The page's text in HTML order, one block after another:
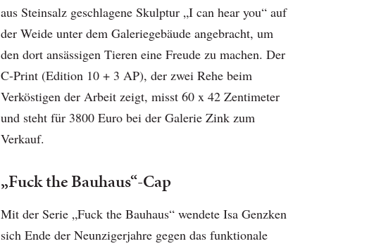
aus Steinsalz geschlagene Skulptur „I can hear you“ auf
der Weide unter dem Galeriegebäude angebracht, um
den dort ansässigen Tieren eine Freude zu machen. Der
C-Print (Edition 10 + 3 AP), der zwei Rehe beim
Verköstigen der Arbeit zeigt, misst 60 x 42 Zentimeter
und steht für 3800 Euro bei der Galerie Zink zum
Verkauf.
„Fuck the Bauhaus“-Cap
Mit der Serie „Fuck the Bauhaus“ wendete Isa Genzken
sich Ende der Neunzigerjahre gegen das funktionale